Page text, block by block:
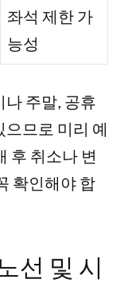
좌석 제한 가
능성
나 주말, 공휴
므로 미리 예
후 취소나 변
확인해야 합
선 및 시